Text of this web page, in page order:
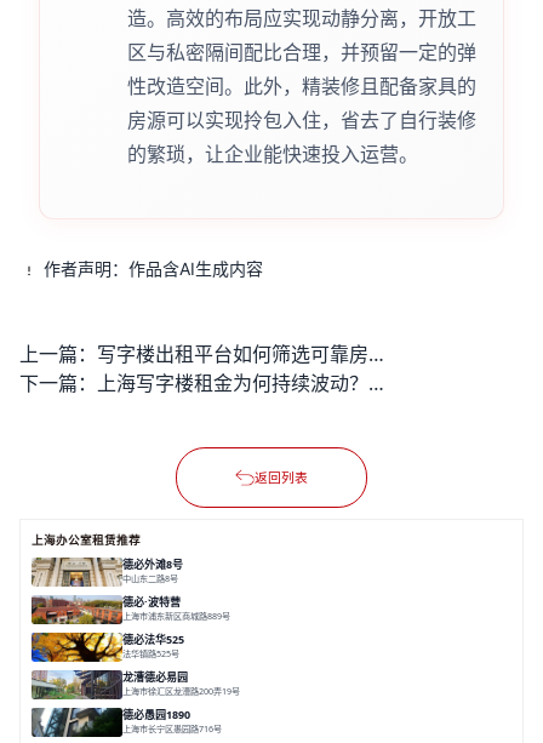
造。高效的布局应实现动静分离，开放工
区与私密隔间配比合理，并预留一定的弹
性改造空间。此外，精装修且配备家具的
房源可以实现拎包入住，省去了自行装修
的繁琐，让企业能快速投入运营。
作者声明：作品含AI生成内容
上一篇：
写字楼出租平台如何筛选可靠房源？签约时又该注意哪些细节？
下一篇：
上海写字楼租金为何持续波动？未来走势如何精确预判？
返回列表
上海办公室租赁推荐
德必外滩8号
中山东二路8号
德必·波特营
上海市浦东新区商城路889号
德必法华525
法华镇路525号
龙漕德必易园
上海市徐汇区龙漕路200弄19号
德必愚园1890
上海市长宁区愚园路716号